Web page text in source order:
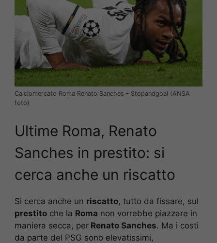
Calciomercato Roma Renato Sanches – Stopandgoal (ANSA
foto)
Ultime Roma, Renato
Sanches in prestito: si
cerca anche un riscatto
Si cerca anche un riscatto, tutto da fissare, sul
prestito che la Roma non vorrebbe piazzare in
maniera secca, per Renato Sanches. Ma i costi
da parte del PSG sono elevatissimi,